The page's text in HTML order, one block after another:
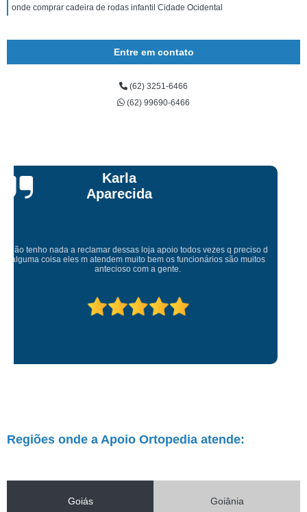
onde comprar cadeira de rodas infantil Cidade Ocidental
Entre em contato
(62) 3251-6466
(62) 99690-6466
Talita Scarpini
Atendimento de primeira! Sempre muito atenciosos com a gente, Silvete tá
de parabéns pelo atendimento.
Regiões onde a Apoio Ortopedia atende:
Goiás Goiânia